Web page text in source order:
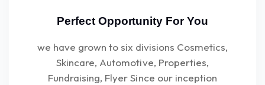
Perfect Opportunity For You
we have grown to six divisions Cosmetics,
Skincare, Automotive, Properties,
Fundraising, Flyer Since our inception